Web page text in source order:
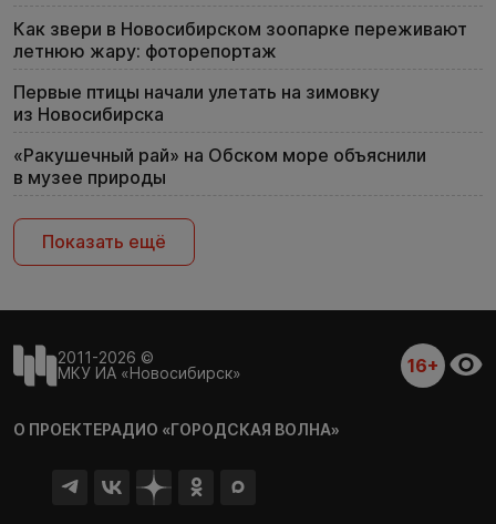
Как звери в Новосибирском зоопарке переживают
летнюю жару: фоторепортаж
Первые птицы начали улетать на зимовку
из Новосибирска
«Ракушечный рай» на Обском море объяснили
в музее природы
Показать ещё
2011-2026 ©
МКУ ИА «Новосибирск»
16+
О ПРОЕКТЕРАДИО «ГОРОДСКАЯ ВОЛНА»